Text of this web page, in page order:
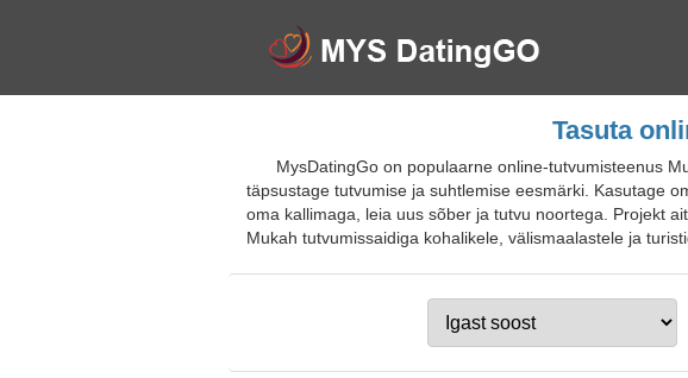
Tasuta
MysDatingGo on populaarne online-tutvumisteenus
täpsustage tutvumise ja suhtlemise eesmärki. Kasutage
oma kallimaga, leia uus sõber ja tutvu noortega. Projekt
Mukah tutvumissaidiga kohalikele, välismaalastele ja